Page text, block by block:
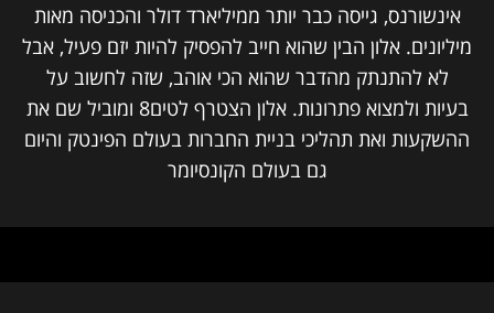
אינשורנס, גייסה כבר יותר ממיליארד דולר והכניסה מאות
מיליונים. אלון הבין שהוא חייב להפסיק להיות יזם פעיל, אבל
לא להתנתק מהדבר שהוא הכי אוהב, שזה לחשוב על
בעיות ולמצוא פתרונות. אלון הצטרף לטים8 ומוביל שם את
ההשקעות ואת תהליכי בניית החברות בעולם הפינטק והיום
גם בעולם הקונסיומר